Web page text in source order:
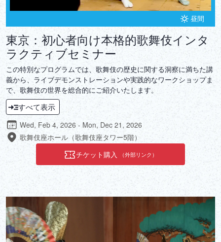
昼間
東京：初心者向け本格的歌舞伎インタ
ラクティブセミナー
この特別なプログラムでは、歌舞伎の歴史に関する洞察に満ちた講
義から、ライブデモンストレーションや実践的なワークショップま
で、歌舞伎の世界を総合的にご紹介いたします。
すべて表示
Wed, Feb 4, 2026 - Mon, Dec 21, 2026
歌舞伎座ホール（歌舞伎座タワー5階）
チケット購入
（外部リンク）